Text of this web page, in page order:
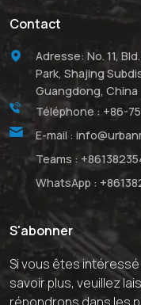
Contact
Adresse: No. 11,
Park, Shajing
Guangdong, China
Téléphone : +86-
E-mail :
Teams :
WhatsApp :
S'abonner
Si vous êtes
savoir plus, veuillez
répondrons dans les